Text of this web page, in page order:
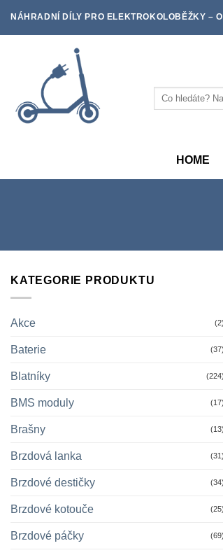
NÁHRADNÍ DÍLY PRO ELEKTROKOLOBĚŽKY –
Hledat:
HOME
KATEGORIE PRODUKTU
Akce (2)
Baterie (37)
Blatníky (224)
BMS moduly (17)
Brašny (13)
Brzdová lanka (31)
Brzdové destičky (34)
Brzdové kotouče (25)
Brzdové páčky (69)